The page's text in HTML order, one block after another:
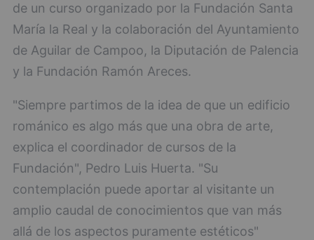
de un curso organizado por la Fundación Santa
María la Real y la colaboración del Ayuntamiento
de Aguilar de Campoo, la Diputación de Palencia
y la Fundación Ramón Areces.
"Siempre partimos de la idea de que un edificio
románico es algo más que una obra de arte,
explica el coordinador de cursos de la
Fundación", Pedro Luis Huerta. "Su
contemplación puede aportar al visitante un
amplio caudal de conocimientos que van más
allá de los aspectos puramente estéticos"